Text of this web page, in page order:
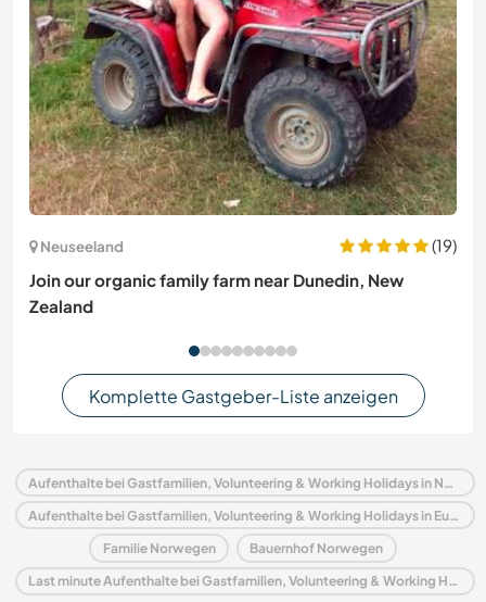
Neuseeland
(19)
Join our organic family farm near Dunedin, New
Zealand
Komplette Gastgeber-Liste anzeigen
Aufenthalte bei Gastfamilien, Volunteering & Working Holidays in Norwegen
Aufenthalte bei Gastfamilien, Volunteering & Working Holidays in Europa
Familie Norwegen Bauernhof Norwegen
Last minute Aufenthalte bei Gastfamilien, Volunteering & Working Holidays in Norwegen